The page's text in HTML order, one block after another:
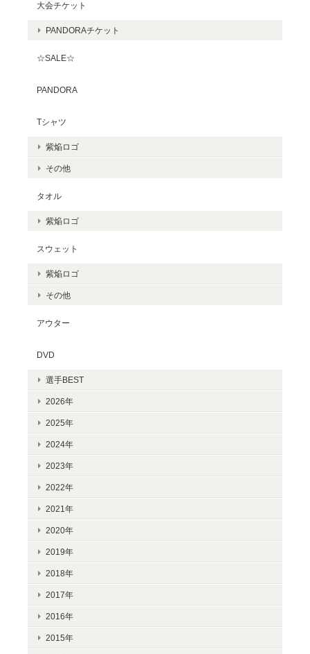
大会チケット
PANDORAチケット
☆SALE☆
PANDORA
Tシャツ
紫焔ロゴ
その他
タオル
紫焔ロゴ
スウェット
紫焔ロゴ
その他
アウター
DVD
選手BEST
2026年
2025年
2024年
2023年
2022年
2021年
2020年
2019年
2018年
2017年
2016年
2015年